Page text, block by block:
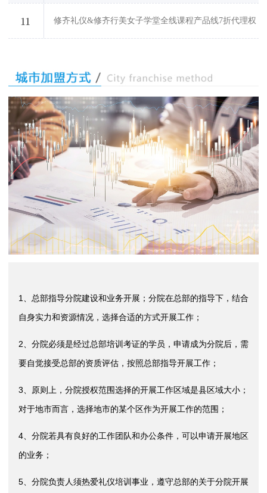
11 修齐礼仪&修齐行美女子学堂全线课程产品线7折代理权
1、总部指导分院建设和业务开展；分院在总部的指导下，结合
自身实力和资源情况，选择合适的方式开展工作；
2、分院必须是经过总部培训考证的学员，申请成为分院后，需
要自觉接受总部的资质评估，按照总部指导开展工作；
3、原则上，分院授权范围选择的开展工作区域是县区域大小；
对于地市而言，选择地市的某个区作为开展工作的范围；
4、分院若具有良好的工作团队和办公条件，可以申请开展地区
的业务；
5、分院负责人须热爱礼仪培训事业，遵守总部的关于分院开展